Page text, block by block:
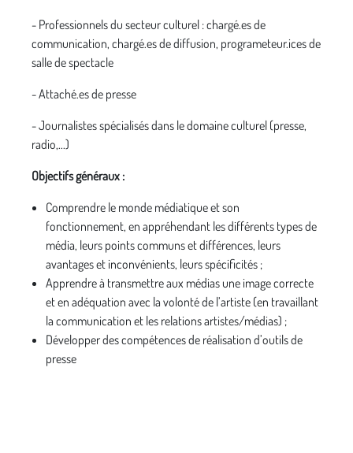
- Professionnels du secteur culturel : chargé.es de
communication, chargé.es de diffusion, programeteur.ices de
salle de spectacle
- Attaché.es de presse
- Journalistes spécialisés dans le domaine culturel (presse,
radio,...)
Objectifs généraux :
Comprendre le monde médiatique et son
fonctionnement, en appréhendant les différents types de
média, leurs points communs et différences, leurs
avantages et inconvénients, leurs spécificités ;
Apprendre à transmettre aux médias une image correcte
et en adéquation avec la volonté de l’artiste (en travaillant
la communication et les relations artistes/médias) ;
Développer des compétences de réalisation d’outils de
presse